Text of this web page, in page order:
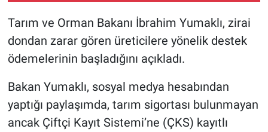
Tarım ve Orman Bakanı İbrahim Yumaklı, zirai
dondan zarar gören üreticilere yönelik destek
ödemelerinin başladığını açıkladı.
Bakan Yumaklı, sosyal medya hesabından
yaptığı paylaşımda, tarım sigortası bulunmayan
ancak Çiftçi Kayıt Sistemi’ne (ÇKS) kayıtlı